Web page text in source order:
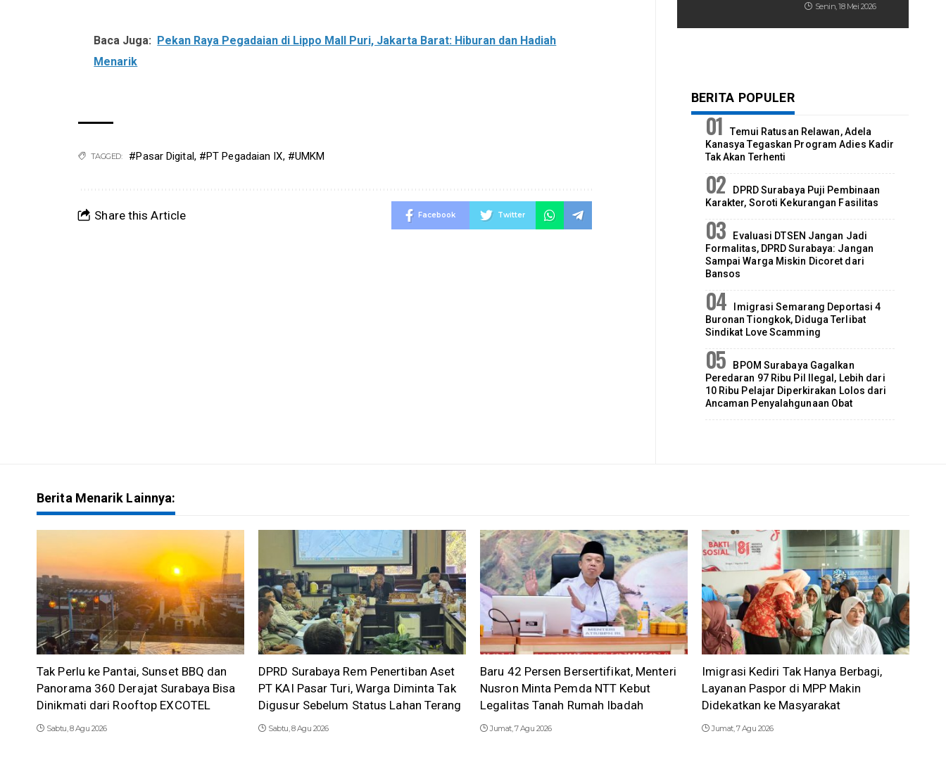
Baca Juga: Pekan Raya Pegadaian di Lippo Mall Puri, Jakarta Barat: Hiburan dan Hadiah
Menarik
TAGGED: #Pasar Digital, #PT Pegadaian IX, #UMKM
Share this Article Facebook Twitter
Senin, 18 Mei 2026
BERITA POPULER
Temui Ratusan Relawan, Adela
Kanasya Tegaskan Program Adies Kadir
Tak Akan Terhenti
DPRD Surabaya Puji Pembinaan
Karakter, Soroti Kekurangan Fasilitas
Evaluasi DTSEN Jangan Jadi
Formalitas, DPRD Surabaya: Jangan
Sampai Warga Miskin Dicoret dari
Bansos
Imigrasi Semarang Deportasi 4
Buronan Tiongkok, Diduga Terlibat
Sindikat Love Scamming
BPOM Surabaya Gagalkan
Peredaran 97 Ribu Pil Ilegal, Lebih dari
10 Ribu Pelajar Diperkirakan Lolos dari
Ancaman Penyalahgunaan Obat
Berita Menarik Lainnya:
Tak Perlu ke Pantai, Sunset BBQ dan
Panorama 360 Derajat Surabaya Bisa
Dinikmati dari Rooftop EXCOTEL
Sabtu, 8 Agu 2026
DPRD Surabaya Rem Penertiban Aset
PT KAI Pasar Turi, Warga Diminta Tak
Digusur Sebelum Status Lahan Terang
Sabtu, 8 Agu 2026
Baru 42 Persen Bersertifikat, Menteri
Nusron Minta Pemda NTT Kebut
Legalitas Tanah Rumah Ibadah
Jumat, 7 Agu 2026
Imigrasi Kediri Tak Hanya Berbagi,
Layanan Paspor di MPP Makin
Didekatkan ke Masyarakat
Jumat, 7 Agu 2026